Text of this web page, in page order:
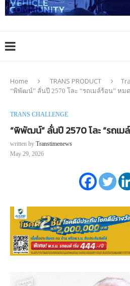
Home TRANS PRODUCT
“พิพัฒน์” ลั่นปี 2570 โละ “รถเมล์ร้อน” หม
TRANS CHALLENGE
“พิพัฒน์” ลั่นปี 2570 โละ “รถเม
written by Transtimenews
May 29, 2026